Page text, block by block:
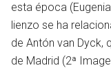
esta época
lienzo se ha
de Antón van Dyck,
de Madrid (2ª